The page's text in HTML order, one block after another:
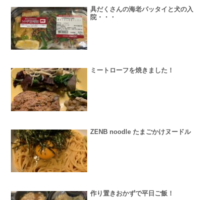
具だくさんの海老パッタイと犬の入
院・・・
ミートローフを焼きました！
ZENB noodle たまごかけヌードル
作り置きおかずで平日ご飯！